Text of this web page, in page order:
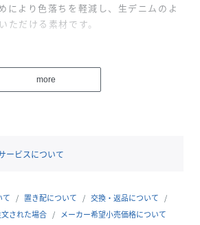
により色落ちを軽減し、生デニムのよ
ただける素材です。
の定番モデル「ROSLEY/ロズリー」
長やスタイリングを選ばないショート
ディース
more
ービスについて
て 置き配について
交換・返品について
された場合
メーカー希望小売価格について